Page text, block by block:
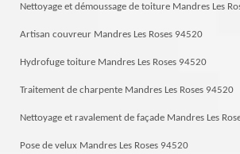
Nettoyage et démoussage de toiture Mandres Les
Artisan couvreur Mandres Les Roses 94520
Hydrofuge toiture Mandres Les Roses 94520
Traitement de charpente Mandres Les Roses 94520
Nettoyage et ravalement de façade Mandres Les
Pose de velux Mandres Les Roses 94520